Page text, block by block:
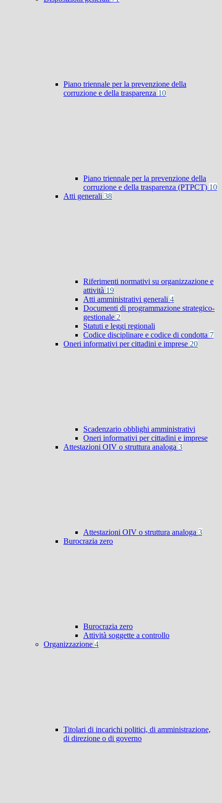
Piano triennale per la prevenzione della
corruzione e della trasparenza 10
Piano triennale per la prevenzione della
corruzione e della trasparenza (PTPCT) 10
Atti generali 38
Riferimenti normativi su organizzazione e
attività 19
Atti amministrativi generali 4
Documenti di programmazione strategico-
gestionale 2
Statuti e leggi regionali
Codice disciplinare e codice di condotta 7
Oneri informativi per cittadini e imprese 20
Scadenzario obblighi amministrativi
Oneri informativi per cittadini e imprese
Attestazioni OIV o struttura analoga 3
Attestazioni OIV o struttura analoga 3
Burocrazia zero
Burocrazia zero
Attività soggette a controllo
Organizzazione 4
Titolari di incarichi politici, di amministrazione,
di direzione o di governo